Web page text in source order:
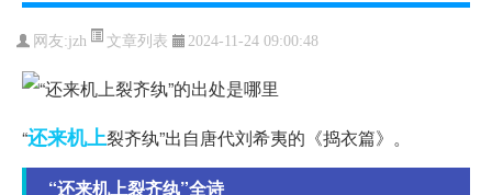
网友:jzh 文章列表 2024-11-24 09:00:48
“还来机上裂齐纨”出自唐代刘希夷的《捣衣篇》。
“还来机上裂齐纨”全诗